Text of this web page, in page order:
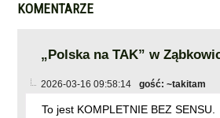
KOMENTARZE
„Polska na TAK” w
2026-03-16 09:58:14 gość: ~takitam
To jest KOMPLETNIE BEZ SENSU.